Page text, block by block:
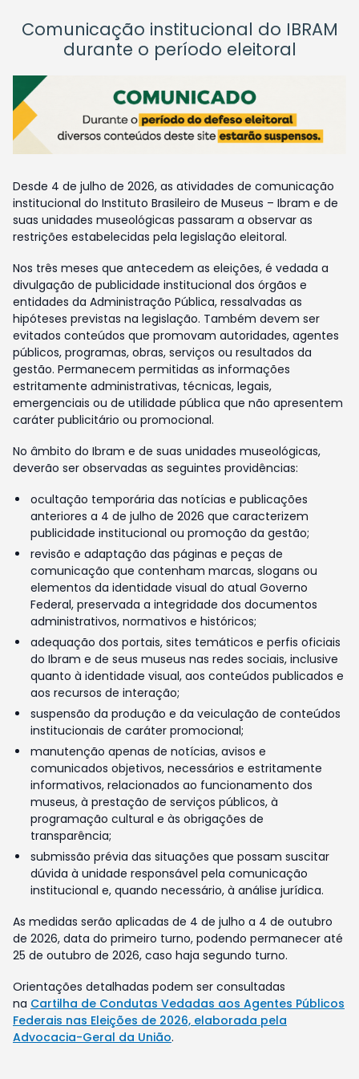
Comunicação institucional do IBRAM
durante o período eleitoral
Desde 4 de julho de 2026, as atividades de comunicação
institucional do Instituto Brasileiro de Museus – Ibram e de
suas unidades museológicas passaram a observar as
restrições estabelecidas pela legislação eleitoral.
Nos três meses que antecedem as eleições, é vedada a
divulgação de publicidade institucional dos órgãos e
entidades da Administração Pública, ressalvadas as
hipóteses previstas na legislação. Também devem ser
evitados conteúdos que promovam autoridades, agentes
públicos, programas, obras, serviços ou resultados da
gestão. Permanecem permitidas as informações
estritamente administrativas, técnicas, legais,
emergenciais ou de utilidade pública que não apresentem
caráter publicitário ou promocional.
No âmbito do Ibram e de suas unidades museológicas,
deverão ser observadas as seguintes providências:
ocultação temporária das notícias e publicações
anteriores a 4 de julho de 2026 que caracterizem
publicidade institucional ou promoção da gestão;
revisão e adaptação das páginas e peças de
comunicação que contenham marcas, slogans ou
elementos da identidade visual do atual Governo
Federal, preservada a integridade dos documentos
administrativos, normativos e históricos;
adequação dos portais, sites temáticos e perfis oficiais
do Ibram e de seus museus nas redes sociais, inclusive
quanto à identidade visual, aos conteúdos publicados e
aos recursos de interação;
suspensão da produção e da veiculação de conteúdos
institucionais de caráter promocional;
manutenção apenas de notícias, avisos e
comunicados objetivos, necessários e estritamente
informativos, relacionados ao funcionamento dos
museus, à prestação de serviços públicos, à
programação cultural e às obrigações de
transparência;
submissão prévia das situações que possam suscitar
dúvida à unidade responsável pela comunicação
institucional e, quando necessário, à análise jurídica.
As medidas serão aplicadas de 4 de julho a 4 de outubro
de 2026, data do primeiro turno, podendo permanecer até
25 de outubro de 2026, caso haja segundo turno.
Orientações detalhadas podem ser consultadas
na Cartilha de Condutas Vedadas aos Agentes Públicos
Federais nas Eleições de 2026, elaborada pela
Advocacia-Geral da União.